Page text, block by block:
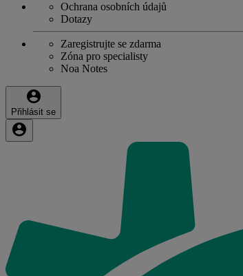
Ochrana osobních údajů
Dotazy
Zaregistrujte se zdarma
Zóna pro specialisty
Noa Notes
Přihlásit se